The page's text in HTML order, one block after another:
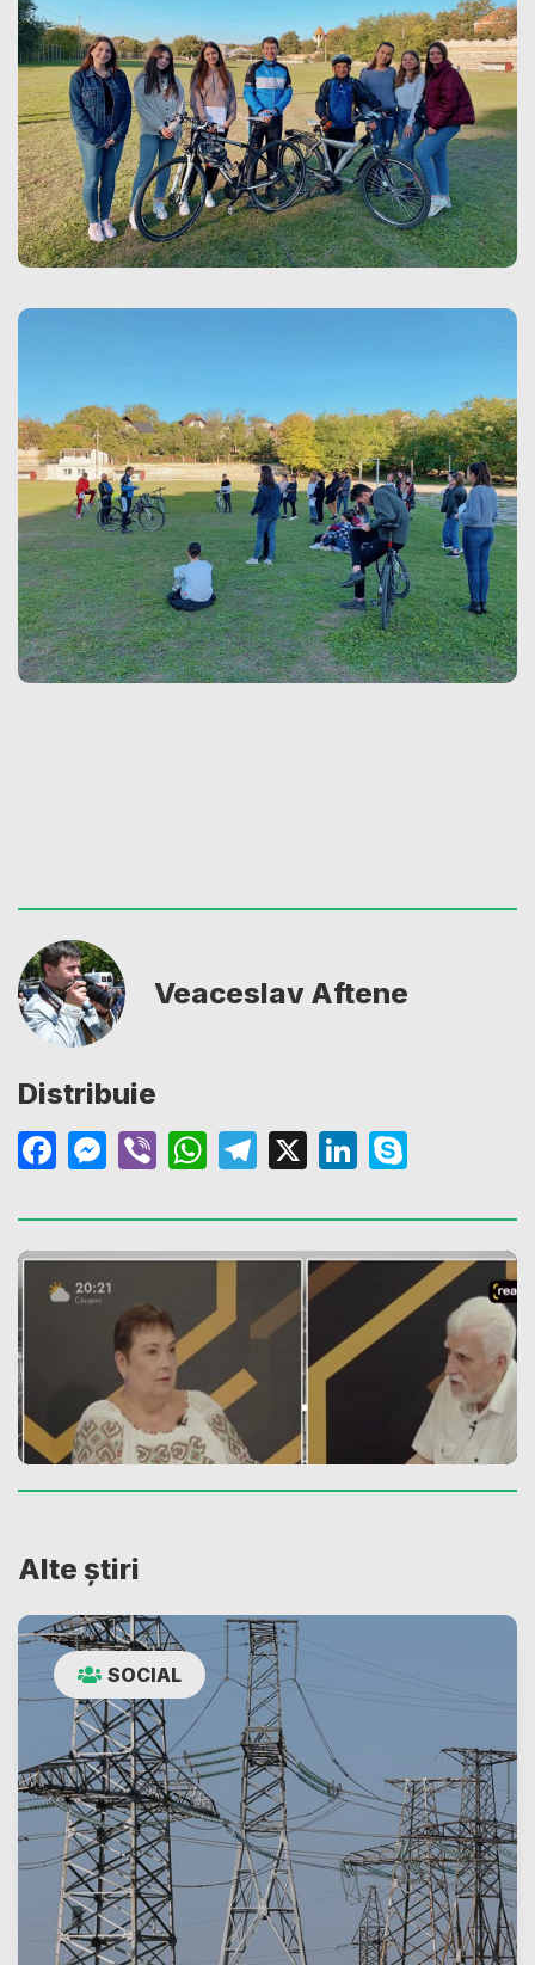
Veaceslav Aftene
Distribuie
Facebook
Messenger
ViberWhatsApp
Telegram
X LinkedIn
Alte știri
SOCIAL